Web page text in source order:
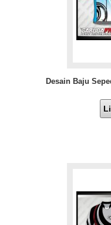
Desain Baju